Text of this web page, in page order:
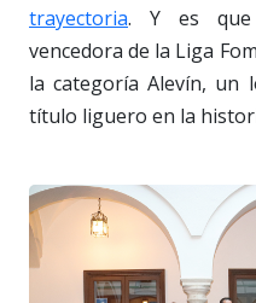
trayectoria. Y es que
vencedora de la Liga
la categoría Alevín, un
título liguero en la